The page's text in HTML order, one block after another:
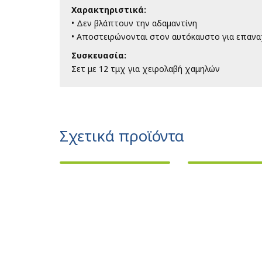
Χαρακτηριστικά:
• Δεν βλάπτουν την αδαμαντίνη
• Αποστειρώνονται στον αυτόκαυστο για
Συσκευασία:
Σετ με 12 τμχ για χειρολαβή χαμηλών
Σχετικά προϊόντα